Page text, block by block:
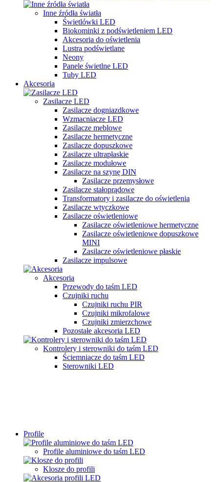
Inne źródła światła
Świetlówki LED
Biokominki z podświetleniem LED
Akcesoria do oświetlenia
Lustra podświetlane
Neony
Panele świetlne LED
Tuby LED
Akcesoria
Zasilacze LED
Zasilacze dogniazdkowe
Wzmacniacze LED
Zasilacze meblowe
Zasilacze hermetyczne
Zasilacze dopuszkowe
Zasilacze ultrapłaskie
Zasilacze modułowe
Zasilacze na szynę DIN
Zasilacze przemysłowe
Zasilacze stałoprądowe
Transformatory i zasilacze do oświetlenia
Zasilacze wtyczkowe
Zasilacze oświetleniowe
Zasilacze oświetleniowe hermetyczne
Zasilacze oświetleniowe dopuszkowe
MINI
Zasilacze oświetleniowe płaskie
Zasilacze impulsowe
Akcesoria
Przewody do taśm LED
Czujniki ruchu
Czujniki ruchu PIR
Czujniki mikrofalowe
Czujniki zmierzchowe
Pozostałe akcesoria LED
Kontrolery i sterowniki do taśm LED
Ściemniacze do taśm LED
Sterowniki LED
Profile
Profile aluminiowe do taśm LED
Klosze do profili